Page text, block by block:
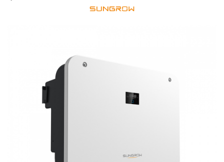
Cabluri semnalizare si control
Conductori rigizi cupru
Cabluri alarma
Cabluri boxe